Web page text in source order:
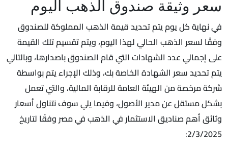
سعر وثيقة صندوق الذهب اليوم
في نهاية كل يوم يتم تحديد قيمة الذهب المملوكة للصندوق
وفقًا لسعر الذهب الحالي لهذا اليوم، ويتم تقسيم تلك القيمة
على إجمالي عدد الشهادات التي قام الصندوق باصدارها، وبالتالي
يتم تحديد سعر الشهادة الخاصة بك، وذلك الإجراء يتم بواسطة
شركة مرخصة من الهيئة العامة للرقابة المالية، والتي تعمل
بشكل مستقل عن مدير الأصول، وفيما يلي سوف نتناول أسعار
وثائق أهم صناديق الاستثمار في الذهب في مصر وفقًا لتاريخ
2/3/2025: